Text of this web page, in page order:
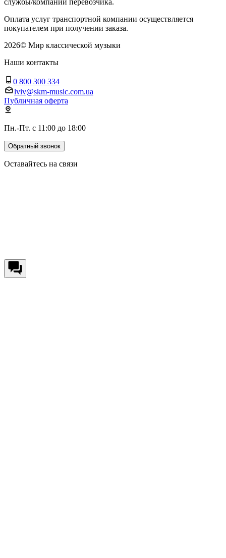
службы/компании перевозчика.
Оплата услуг транспортной компании осуществляется
покупателем при получении заказа.
2026© Мир классической музыки
Наши контакты
0 800 300 334
lviv@skm-music.com.ua
Публичная оферта
Пн.-Пт. с 11:00 до 18:00
Обратный звонок
Оставайтесь на связи